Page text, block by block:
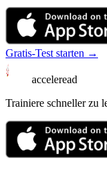
Gratis-Test starten →
acceleread
Trainiere schneller zu